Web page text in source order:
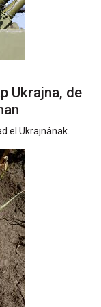
Ukrajna, de
el Ukrajnának.